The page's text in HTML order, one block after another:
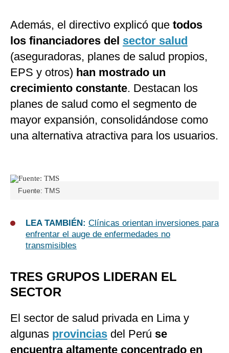
Además, el directivo explicó que todos
los financiadores del sector salud
(aseguradoras, planes de salud propios,
EPS y otros) han mostrado un
crecimiento constante. Destacan los
planes de salud como el segmento de
mayor expansión, consolidándose como
una alternativa atractiva para los usuarios.
Fuente: TMS
LEA TAMBIÉN: Clínicas orientan inversiones para
enfrentar el auge de enfermedades no
transmisibles
TRES GRUPOS LIDERAN EL
SECTOR
El sector de salud privada en Lima y
algunas provincias del Perú se
encuentra altamente concentrado en